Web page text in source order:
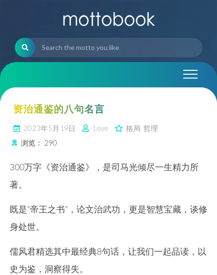
资治通鉴的八句名言
2023年5月19日 1ove 格局 哲理
浏览： 290
300万字《资治通鉴》，是司马光倾尽一生精力所
著。
既是“帝王之书”，论文治武功，更是智慧宝藏，谈修
身处世。
儒风君精选其中最经典8句话，让我们一起品读，以
史为鉴，洞察得失。